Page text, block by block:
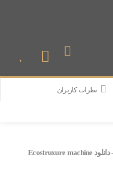
نظرات کاربران
نرم افزار Machine Expert Basic 1.4 – دانلود Ecostruxure machine